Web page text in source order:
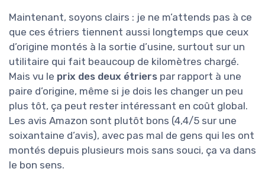
Maintenant, soyons clairs : je ne m’attends pas à ce
que ces étriers tiennent aussi longtemps que ceux
d’origine montés à la sortie d’usine, surtout sur un
utilitaire qui fait beaucoup de kilomètres chargé.
Mais vu le prix des deux étriers par rapport à une
paire d’origine, même si je dois les changer un peu
plus tôt, ça peut rester intéressant en coût global.
Les avis Amazon sont plutôt bons (4,4/5 sur une
soixantaine d’avis), avec pas mal de gens qui les ont
montés depuis plusieurs mois sans souci, ça va dans
le bon sens.